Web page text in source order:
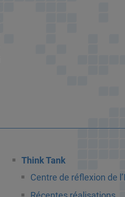
Think Tank
Centre de réflexion de